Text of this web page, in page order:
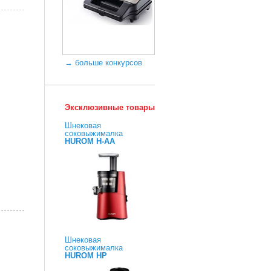
→ больше конкурсов
Эксклюзивные товары
Шнековая
соковыжималка
HUROM H-AA
Шнековая
соковыжималка
HUROM HP